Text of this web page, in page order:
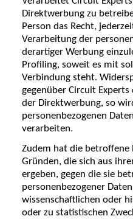
Direktwerbung zu
Person das Recht,
Verarbeitung der
derartiger Werbung
Profiling, soweit es mit
Verbindung steht.
gegenüber Circuit
der Direktwerbung, so
personenbezogenen
verarbeiten.
Zudem hat die betroffene
Gründen, die sich aus
ergeben, gegen die sie
personenbezogener
wissenschaftlichen oder
oder zu statistischen